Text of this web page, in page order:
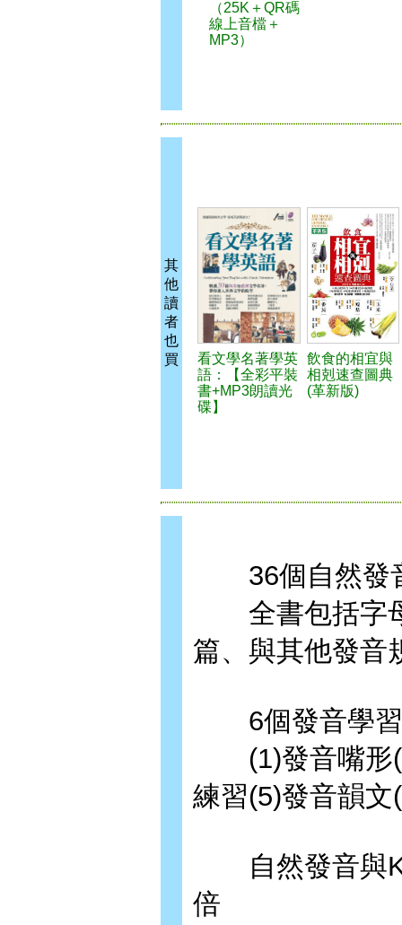
（25K＋QR碼
線上音檔＋
MP3）
其
他
讀
者
也
買
看文學名著學英
語：【全彩平裝
書+MP3朗讀光
碟】
飲食的相宜與
相剋速查圖典
(革新版)
36個自然發
全書包括字母
篇、與其他發音
6個發音學習
(1)發音嘴形
練習(5)發音韻文
自然發音與
倍